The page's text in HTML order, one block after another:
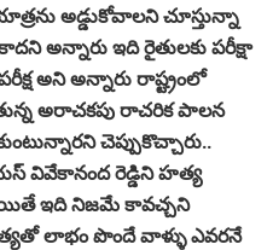
అడ్డుకోవాలని చూస్తున్నా
అన్నారు ఇది రైతులకు పరీక్షా
అని అన్నారు రాష్ట్రంలో
అరాచకపు రాచరిక పాలన
చెప్పుకొచ్చారు..
రెడ్డిని హత్య
ఇది నిజమే కావచ్చని
లాభం పొందే వాళ్ళు ఎవరనే